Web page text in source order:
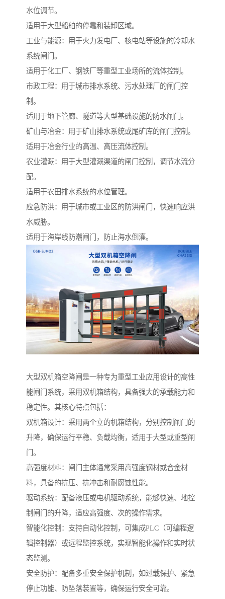
水位调节。
适用于大型船舶的停靠和装卸区域。
工业与能源：用于火力发电厂、核电站等设施的冷却水
系统闸门。
适用于化工厂、钢铁厂等重型工业场所的流体控制。
市政工程：用于城市排水系统、污水处理厂的闸门控
制。
适用于地下管廊、隧道等大型基础设施的防水闸门。
矿山与冶金：用于矿山排水系统或尾矿库的闸门控制。
适用于冶金行业的高温、高压流体控制。
农业灌溉：用于大型灌溉渠道的闸门控制，调节水流分
配。
适用于农田排水系统的水位管理。
应急防洪：用于城市或工业区的防洪闸门，快速响应洪
水威胁。
适用于海岸线防潮闸门，防止海水倒灌。
大型双机箱空降闸是一种专为重型工业应用设计的高性
能闸门系统，采用双机箱结构，具备强大的承载能力和
稳定性。其核心特点包括：
双机箱设计：采用两个立的机箱结构，分别控制闸门的
升降，确保运行平稳、负载均衡，适用于大型或重型闸
门。
高强度材料：闸门主体通常采用高强度钢材或合金材
料，具备的抗压、抗冲击和耐腐蚀性能。
驱动系统：配备液压或电机驱动系统，能够快速、地控
制闸门的升降，适应高强度、次的操作需求。
智能化控制：支持自动化控制，可集成PLC（可编程逻
辑控制器）或远程监控系统，实现智能化操作和实时状
态监测。
安全防护：配备多重安全保护机制，如过载保护、紧急
停止功能、防坠落装置等，确保运行安全可靠。